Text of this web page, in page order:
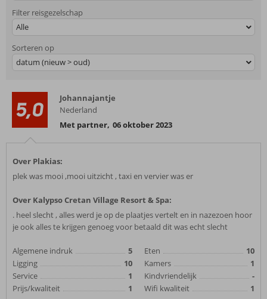
Filter reisgezelschap
Alle
Sorteren op
datum (nieuw > oud)
5,0
Johannajantje
Nederland
Met partner, 06 oktober 2023
Over Plakias:
plek was mooi ,mooi uitzicht , taxi en vervier was er
Over Kalypso Cretan Village Resort & Spa:
. heel slecht , alles werd je op de plaatjes vertelt en in nazezoen hoor
je ook alles te krijgen genoeg voor betaald dit was echt slecht
Algemene indruk
5
Ligging
10
Service
1
Prijs/kwaliteit
1
Eten
10
Kamers
1
Kindvriendelijk
-
Wifi kwaliteit
1